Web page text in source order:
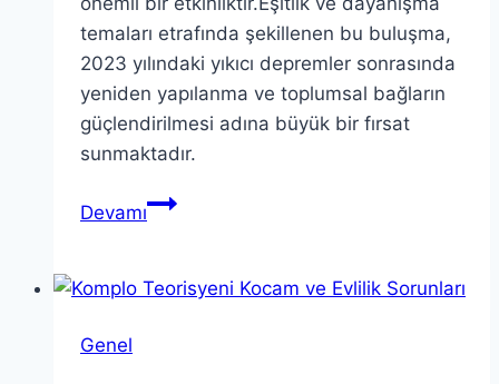
temaları etrafında şekillenen bu buluşma,
2023 yılındaki yıkıcı depremler sonrasında
yeniden yapılanma ve toplumsal bağların
güçlendirilmesi adına büyük bir fırsat
sunmaktadır.
DevamıAntiochia
Eşitlik
Genel